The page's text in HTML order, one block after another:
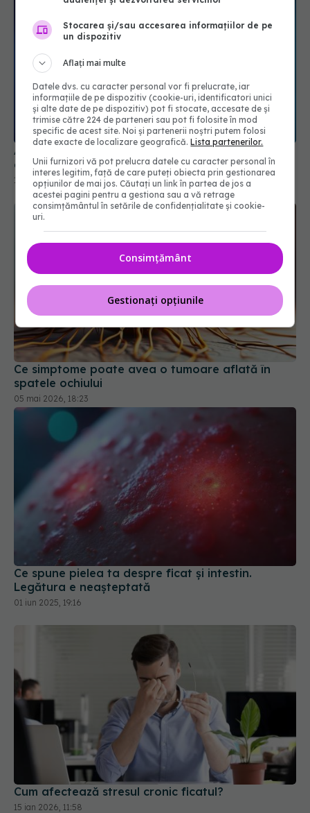
Auzul slab poate să "crească riscul de insuficienţă
cardiacă"
10 apr 2025, 11:42
Ce simptome poate avea o tumoare aflată în
spatele ochiului
05 mai 2026, 18:23
Ce spune pielea ta despre ficat și intestin.
Legătura e neașteptată
01 iun 2025, 19:16
Cum afectează stresul cronic ficatul?
15 ian 2026, 11:58
Stocarea și/sau accesarea informațiilor de pe
un dispozitiv
Aflați mai multe
Datele dvs. cu caracter personal vor fi prelucrate, iar
informațiile de pe dispozitiv (cookie-uri, identificatori unici
și alte date de pe dispozitiv) pot fi stocate, accesate de și
trimise către 224 de parteneri sau pot fi folosite în mod
specific de acest site. Noi și partenerii noștri putem folosi
date exacte de localizare geografică.Lista partenerilor.
Unii furnizori vă pot prelucra datele cu caracter personal în
interes legitim, față de care puteți obiecta prin gestionarea
opțiunilor de mai jos. Căutați un link în partea de jos a
acestei pagini pentru a gestiona sau a vă retrage
consimțământul în setările de confidențialitate și cookie-
uri.
Consimțământ
Gestionați opțiunile